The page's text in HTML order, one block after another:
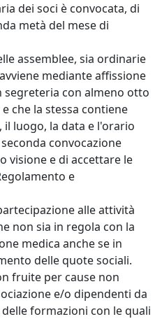
dei soci è convocata, di
metà del mese di
assemblee, sia ordinarie
mediante affissione
segreteria con almeno otto
che la stessa contiene
luogo, la data e l'orario
convocazione
visione e di accettare le
e
alle attività
non sia in regola con la
medica anche se in
delle quote sociali.
fruite per cause non
e/o dipendenti da
formazioni con le quali